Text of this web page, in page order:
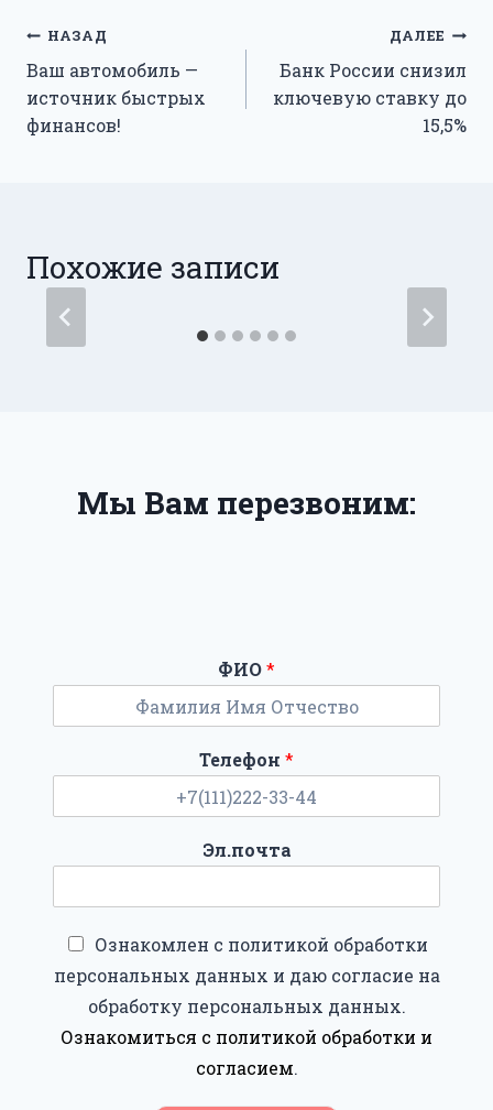
Навигация
по
записям
НАЗАД
Ваш автомобиль —
источник быстрых
финансов!
ДАЛЕЕ
Банк России снизил
ключевую ставку до
15,5%
Похожие записи
Мы Вам перезвоним:
ФИО*
Телефон *
Эл.почта
Ознакомлен с политикой обработки
персональных данных и даю согласие на
обработку персональных данных.
Ознакомиться с политикой обработки и
согласием.